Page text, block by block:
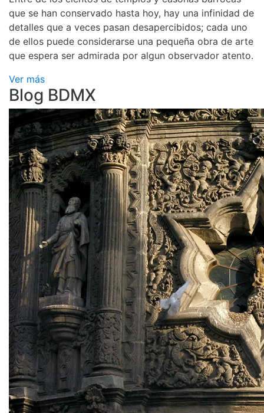
que se han conservado hasta hoy, hay una infinidad de
detalles que a veces pasan desapercibidos; cada uno
de ellos puede considerarse una pequeña obra de arte
que espera ser admirada por algun observador atento.
Ver más
Blog BDMX